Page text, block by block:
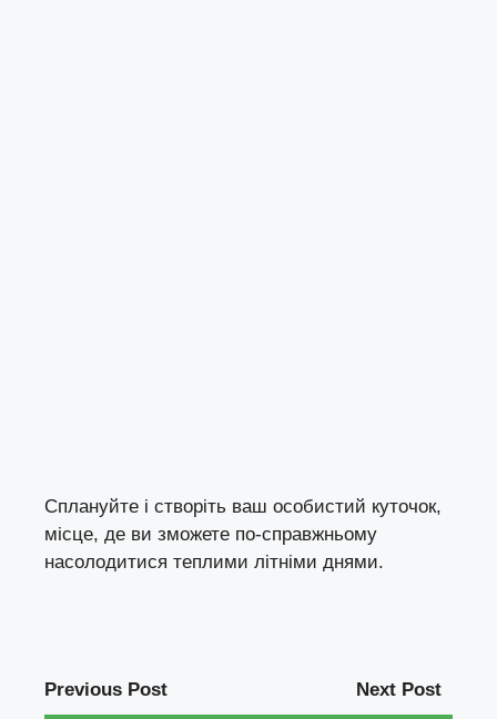
Сплануйте і створіть ваш особистий куточок,
місце, де ви зможете по-справжньому
насолодитися теплими літніми днями.
Previous Post Next Post